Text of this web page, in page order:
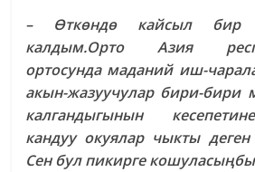
– Өткөндө кайсыл бир
калдым.Орто Азия
ортосунда маданий иш-
акын-жазуучулар бири-бири
калгандыгынын
кандуу окуялар чыкты
Сен бул пикирге